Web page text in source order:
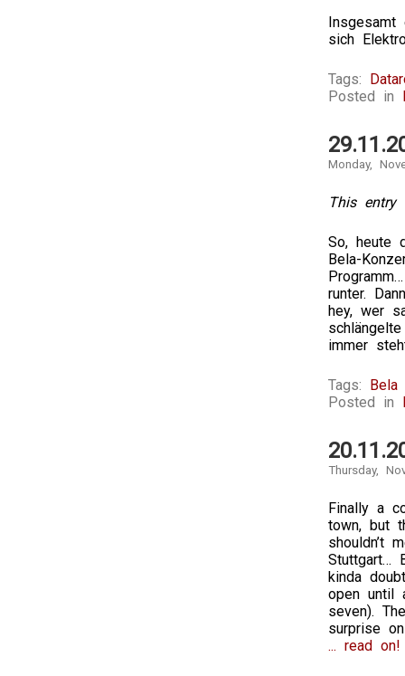
sich
Tags:
Posted in
Monday,
This entry
So, heute
Bela-
runter.
hey, wer
immer
Tags: Bela
Posted in
Thursday,
Finally a
town, but
shouldn’t
Stuttgart…
kinda
open until
seven).
surprise
... read on!